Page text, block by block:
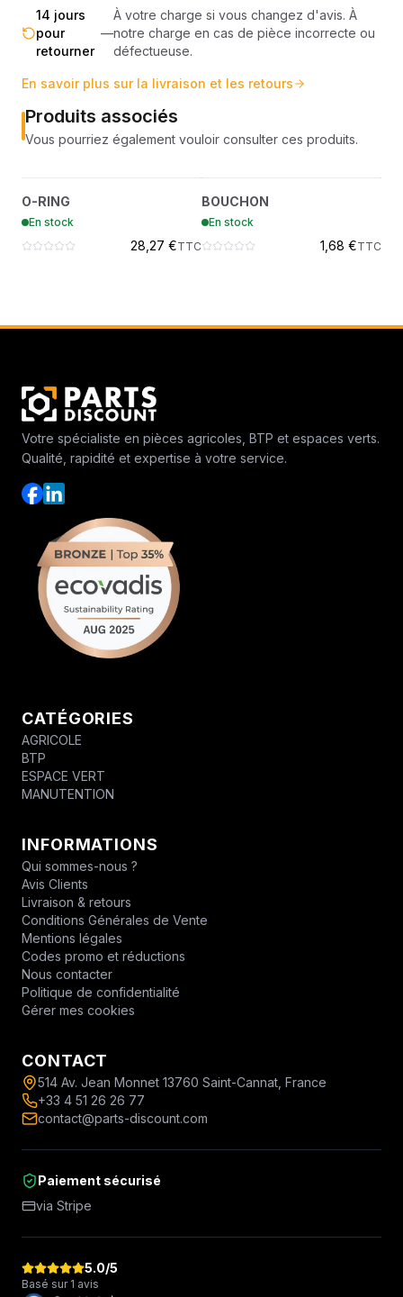
14 jours
pour
retourner
—
À votre charge si vous changez d'avis. À
notre charge en cas de pièce incorrecte ou
défectueuse.
En savoir plus sur la livraison et les retours
Produits associés
Vous pourriez également vouloir consulter ces produits.
O-RING
En stock
28,27 €TTC
BOUCHON
En stock
1,68 €TTC
Votre spécialiste en pièces agricoles, BTP et espaces verts.
Qualité, rapidité et expertise à votre service.
CATÉGORIES
AGRICOLE
BTP
ESPACE VERT
MANUTENTION
INFORMATIONS
Qui sommes-nous ?
Avis Clients
Livraison & retours
Conditions Générales de Vente
Mentions légales
Codes promo et réductions
Nous contacter
Politique de confidentialité
Gérer mes cookies
CONTACT
514 Av. Jean Monnet 13760 Saint-Cannat, France
+33 4 51 26 26 77
contact@parts-discount.com
Paiement sécurisé
via Stripe
5.0/5
Basé sur 1 avis